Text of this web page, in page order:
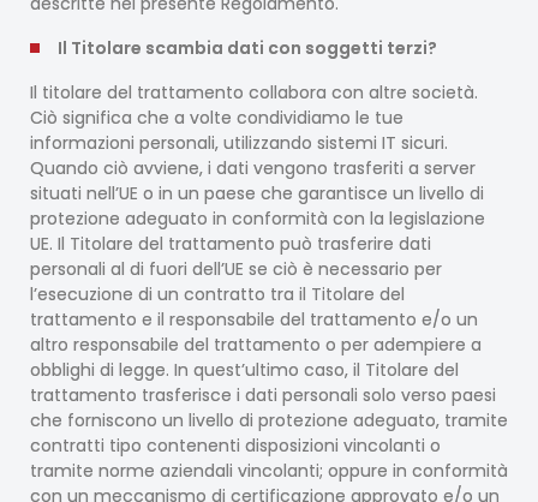
Il Titolare scambia dati con soggetti terzi?
Il titolare del trattamento collabora con altre società.
Ciò significa che a volte condividiamo le tue
informazioni personali, utilizzando sistemi IT sicuri.
Quando ciò avviene, i dati vengono trasferiti a server
situati nell’UE o in un paese che garantisce un livello di
protezione adeguato in conformità con la legislazione
UE. Il Titolare del trattamento può trasferire dati
personali al di fuori dell’UE se ciò è necessario per
l’esecuzione di un contratto tra il Titolare del
trattamento e il responsabile del trattamento e/o un
altro responsabile del trattamento o per adempiere a
obblighi di legge. In quest’ultimo caso, il Titolare del
trattamento trasferisce i dati personali solo verso paesi
che forniscono un livello di protezione adeguato, tramite
contratti tipo contenenti disposizioni vincolanti o
tramite norme aziendali vincolanti; oppure in conformità
con un meccanismo di certificazione approvato e/o un